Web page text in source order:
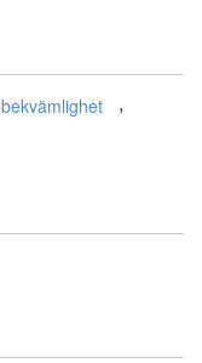
bekvämlighet ,